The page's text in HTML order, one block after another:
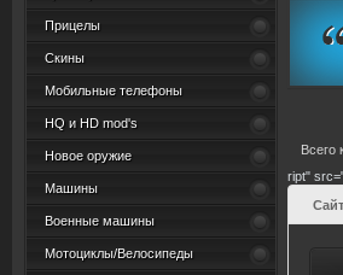
Прицелы
Скины
Мобильные телефоны
HQ и HD mod's
Новое оружие
Машины
Военные машины
Мотоциклы/Велосипеды
Всего
ript"
Сайт